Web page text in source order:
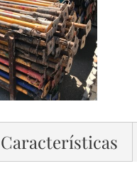
Características